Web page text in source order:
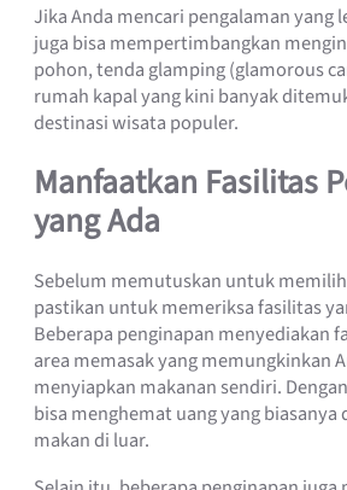
Jika Anda mencari pengalaman yang
juga bisa mempertimbangkan
pohon, tenda glamping (glamorous
rumah kapal yang kini banyak
destinasi wisata populer.
Manfaatkan Fasilitas
yang Ada
Sebelum memutuskan untuk
pastikan untuk memeriksa fasilitas
Beberapa penginapan menyediakan
area memasak yang memungkinkan
menyiapkan makanan sendiri.
bisa menghemat uang yang
makan di luar.